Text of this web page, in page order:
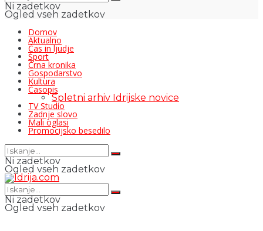
Ni zadetkov
Ogled vseh zadetkov
Domov
Aktualno
Čas in ljudje
Šport
Črna kronika
Gospodarstvo
Kultura
Časopis
Spletni arhiv Idrijske novice
TV Studio
Zadnje slovo
Mali oglasi
Promocijsko besedilo
Ni zadetkov
Ogled vseh zadetkov
Ni zadetkov
Ogled vseh zadetkov